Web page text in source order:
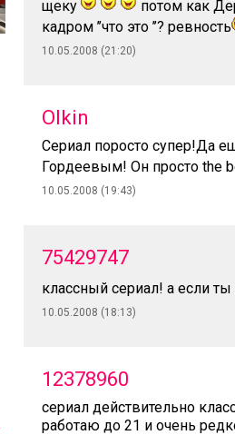
щеку
потом как
кадром ’’что это ’’? ревность
10.05.2008 (21:20)
Olkin
Сериал поросто супер!Да
Гордеевым! Он просто the
10.05.2008 (19:43)
75429747
классный сериал! а если
10.05.2008 (18:13)
12378960
сериал действительно
работаю до 21 и очень